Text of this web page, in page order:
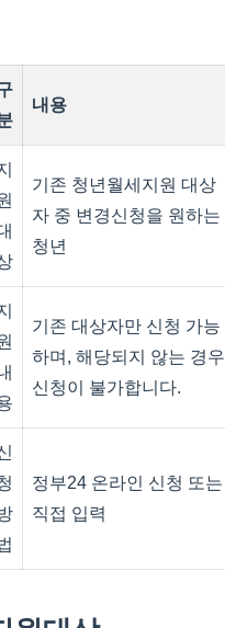
내용
기존 청년월세지원 대상
자 중 변경신청을 원하는
청년
기존 대상자만 신청 가능
하며, 해당되지 않는 경우
신청이 불가합니다.
정부24 온라인 신청 또는
직접 입력